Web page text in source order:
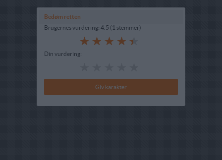
Bedøm retten
Brugernes vurdering: 4.5 (1 stemmer)
Din vurdering: